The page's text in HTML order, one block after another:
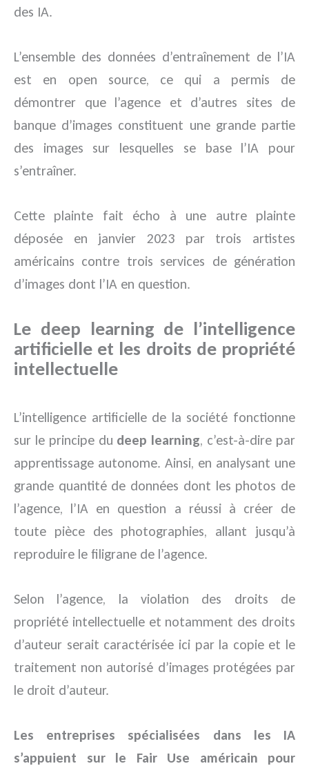
des IA.
L’ensemble des données d’entraînement de l’IA
est en open source, ce qui a permis de
démontrer que l’agence et d’autres sites de
banque d’images constituent une grande partie
des images sur lesquelles se base l’IA pour
s’entraîner.
Cette plainte fait écho à une autre plainte
déposée en janvier 2023 par trois artistes
américains contre trois services de génération
d’images dont l’IA en question.
Le deep learning de l’intelligence
artificielle et les droits de propriété
intellectuelle
L’intelligence artificielle de la société fonctionne
sur le principe du deep learning, c’est-à-dire par
apprentissage autonome. Ainsi, en analysant une
grande quantité de données dont les photos de
l’agence, l’IA en question a réussi à créer de
toute pièce des photographies, allant jusqu’à
reproduire le filigrane de l’agence.
Selon l’agence, la violation des droits de
propriété intellectuelle et notamment des droits
d’auteur serait caractérisée ici par la copie et le
traitement non autorisé d’images protégées par
le droit d’auteur.
Les entreprises spécialisées dans les IA
s’appuient sur le Fair Use américain pour